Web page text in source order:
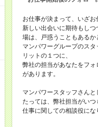
お仕事が決まって、いざお
新しい出会いに期待もしつ
場は、戸惑うこともあるか
マンパワーグループのスタ
リットの１つに、
弊社の担当があなたをフォ
があります。
マンパワースタッフさんと
たっては、弊社担当がいつ
仕事に関しての相談役にな